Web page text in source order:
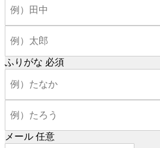
ふりがな 必須
メール 任意